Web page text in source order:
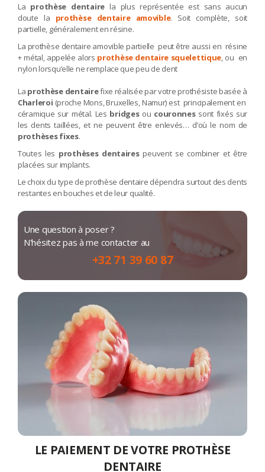
La prothèse dentairela plus représentée est sans aucun
doute la prothèse dentaire amovible. Soit complète, soit
partielle, généralement en résine.
La prothèse dentaire amovible partielle peut être aussi en résine
+ métal, appelée alors prothèse dentaire squelettique, ou en
nylon lorsqu’elle ne remplace que peu de dent
La prothèse dentairefixe réalisée par votre prothésiste basée à
Charleroi (proche Mons, Bruxelles, Namur) est principalement en
céramique sur métal. Les bridgesou couronnessont fixés sur
les dents taillées, et ne peuvent être enlevés… d’où le nom de
prothèses fixes.
Toutes les prothèses dentairespeuvent se combiner et être
placées sur implants.
Le choix du type de prothèse dentaire dépendra surtout des dents
restantes en bouches et de leur qualité.
Une question à poser ?
N'hésitez pas à me contacter au
+32 71 39 60 87
LE PAIEMENT DE VOTRE PROTHÈSE
DENTAIRE